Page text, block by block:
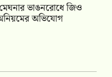
ভাঙনরোধে জিও
অভিযোগ